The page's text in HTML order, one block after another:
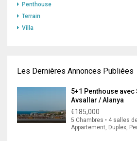
Penthouse
Terrain
Villa
Les Dernières Annonces Publiées
5+1 Penthouse avec
Avsallar / Alanya
€185,000
5 Chambres • 4 salles
Appartement, Duplex,